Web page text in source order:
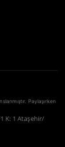
Paylaşırken
K: 1 Ataşehir/